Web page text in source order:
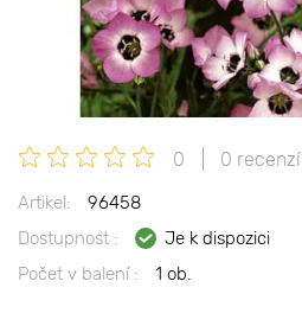
0 0 recenzí
Artikel:
96458
Dostupnost :
Je k dispozici
Počet v balení :
1 ob.